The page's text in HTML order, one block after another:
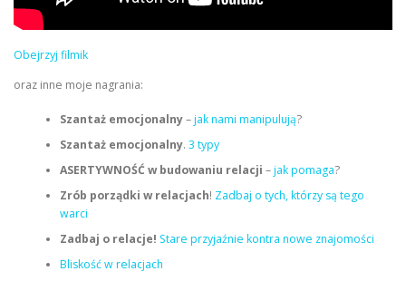
Obejrzyj filmik
oraz inne moje nagrania:
Szantaż emocjonalny–jak nami manipulują?
Szantaż emocjonalny. 3 typy
ASERTYWNOŚĆ w budowaniu relacji –jak pomaga?
Zrób porządki w relacjach! Zadbaj o tych, którzy są tego
warci
Zadbaj o relacje! Stare przyjaźnie kontra nowe znajomości
Bliskość w relacjach